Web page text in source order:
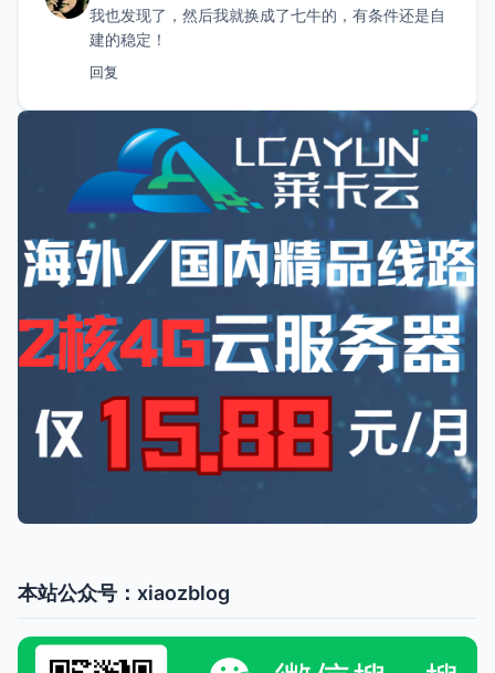
我也发现了，然后我就换成了七牛的，有条件还是自
建的稳定！
回复
本站公众号：xiaozblog